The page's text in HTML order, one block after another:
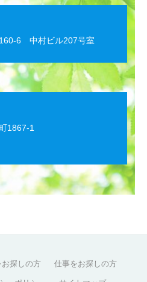
6 中村ビル207号室
1867-1
お探しの方 仕事をお探しの方